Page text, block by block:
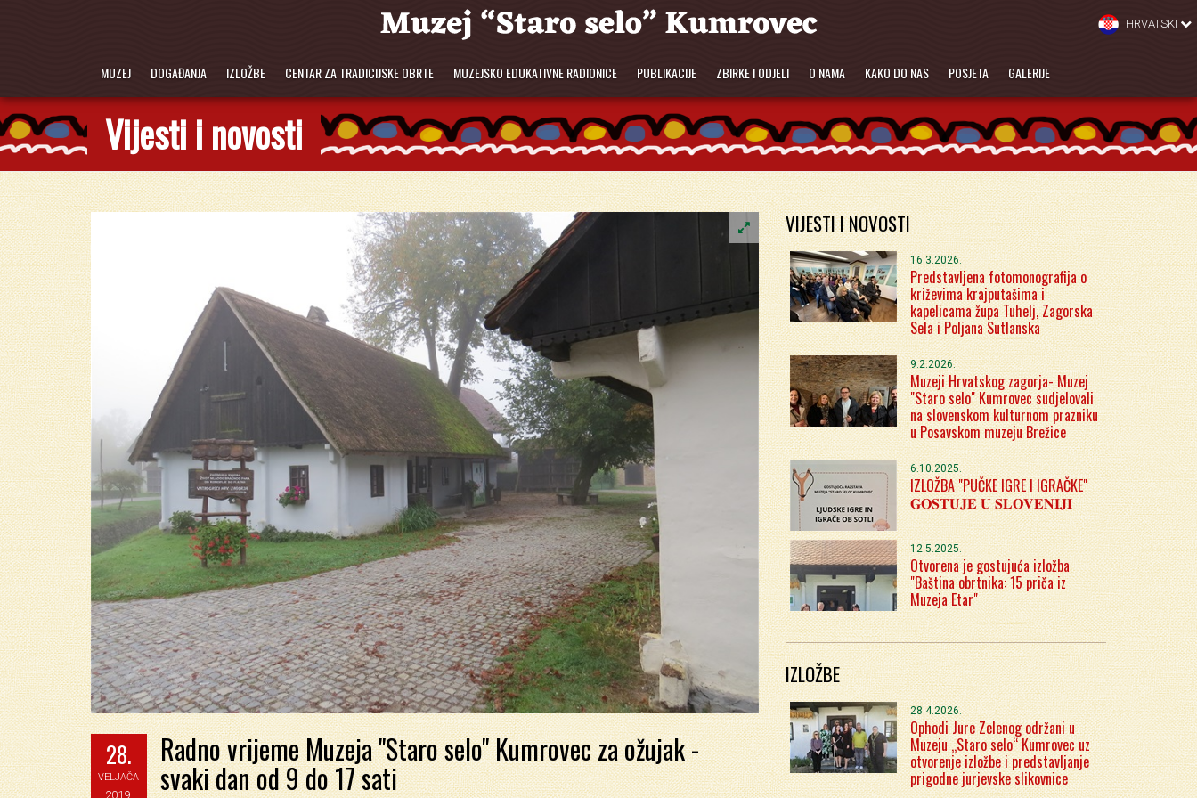
MUZEJ DOGAĐANJA IZLOŽBE CENTAR ZA TRADICIJSKE OBRTE MUZEJSKO EDUKATIVNE RADIONICE PUBLIKACIJE ZBIRKE I ODJELI O NAMA KAKO DO NAS POSJETA GALERIJE
HRVATSKI
Vijesti i novosti
28.
VELJAČA
2019.
Radno vrijeme Muzeja "Staro selo" Kumrovec za ožujak -
svaki dan od 9 do 17 sati
VIJESTI I NOVOSTI
16.3.2026.
Predstavljena fotomonografija o
križevima krajputašima i
kapelicama župa Tuhelj, Zagorska
Sela i Poljana Sutlanska
9.2.2026.
Muzeji Hrvatskog zagorja- Muzej
"Staro selo" Kumrovec sudjelovali
na slovenskom kulturnom prazniku
u Posavskom muzeju Brežice
6.10.2025.
IZLOŽBA "PUČKE IGRE I IGRAČKE"
𝐆𝐎𝐒𝐓𝐔𝐉𝐄 𝐔 𝐒𝐋𝐎𝐕𝐄𝐍𝐈𝐉𝐈
12.5.2025.
Otvorena je gostujuća izložba
"Baština obrtnika: 15 priča iz
Muzeja Etar"
IZLOŽBE
28.4.2026.
Ophodi Jure Zelenog održani u
Muzeju „Staro selo“ Kumrovec uz
otvorenje izložbe i predstavljanje
prigodne jurjevske slikovnice